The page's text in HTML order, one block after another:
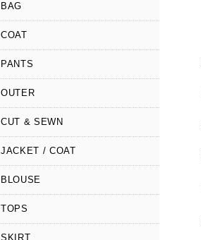
BAG
COAT
PANTS
OUTER
CUT & SEWN
JACKET / COAT
BLOUSE
TOPS
SKIRT